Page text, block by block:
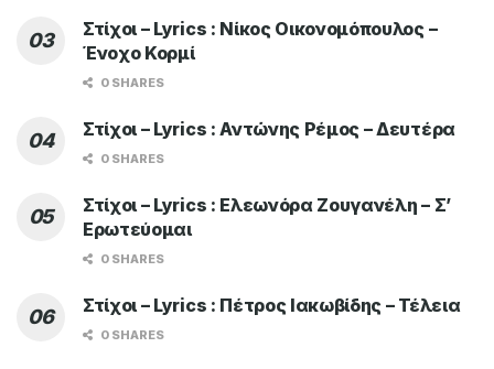
Στίχοι – Lyrics : Νίκος Οικονομόπουλος –
Ένοχο Κορμί
0 SHARES
Στίχοι – Lyrics : Αντώνης Ρέμος – Δευτέρα
0 SHARES
Στίχοι – Lyrics : Ελεωνόρα Ζουγανέλη – Σ’
Ερωτεύομαι
0 SHARES
Στίχοι – Lyrics : Πέτρος Ιακωβίδης – Τέλεια
0 SHARES